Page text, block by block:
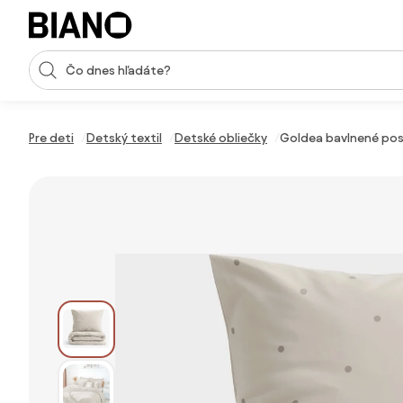
Preskočiť navigáciu, prejsť na obsah
Vstup pre vyhľadávanie
Pre deti Detský textil Detské obliečky Goldea bavlnené